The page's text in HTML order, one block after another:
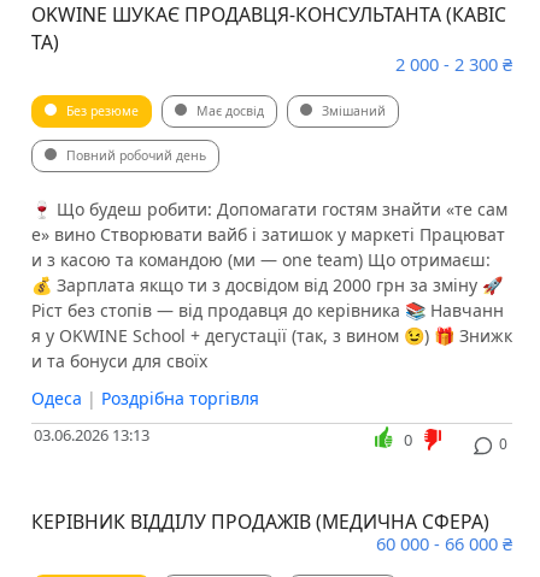
OKWINE ШУКАЄ ПРОДАВЦЯ-КОНСУЛЬТАНТА (КАВІС
ТА)
2 000 - 2 300 ₴
Без резюме Має досвід Змішаний
Повний робочий день
🍷 Що будеш робити: Допомагати гостям знайти «те сам
е» вино Створювати вайб і затишок у маркеті Працюват
и з касою та командою (ми — one team) Що отримаєш:
💰 Зарплата якщо ти з досвідом від 2000 грн за зміну 🚀
Ріст без стопів — від продавця до керівника 📚 Навчанн
я у OKWINE School + дегустації (так, з вином 😉) 🎁 Знижк
и та бонуси для своїх
Одеса | Роздрібна торгівля
03.06.2026 13:13 0
0
КЕРІВНИК ВІДДІЛУ ПРОДАЖІВ (МЕДИЧНА СФЕРА)
60 000 - 66 000 ₴